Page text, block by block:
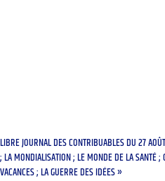
LIBRE JOURNAL DES CONTRIBUABLES DU 27
; LA MONDIALISATION ; LE MONDE DE LA SANTÉ ;
VACANCES ; LA GUERRE DES IDÉES »